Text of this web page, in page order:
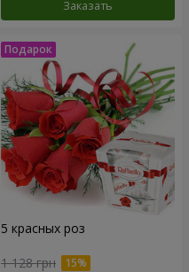
Заказать
5 красных роз
1 128 грн